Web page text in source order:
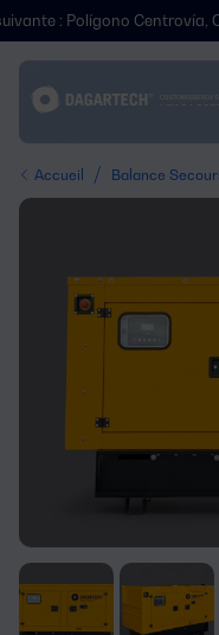
Centrovía, Calle La
Accueil / Balance